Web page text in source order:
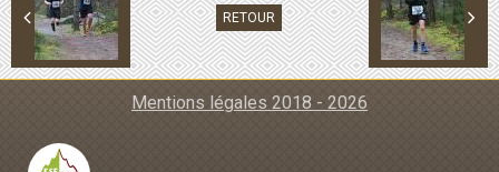
RETOUR
Mentions légales 2018 - 2026